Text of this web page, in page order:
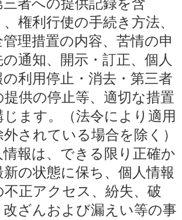
三者への提供記録を含
、権利行使の手続き方法、
管理措置の内容、苦情の申
の通知、開示・訂正、個人
の利用停止・消去・第三者
提供の停止等、適切な措置
じます。（法令により適用
外されている場合を除く）
情報は、できる限り正確か
新の状態に保ち、個人情報
不正アクセス、紛失、破
改ざんおよび漏えい等の事